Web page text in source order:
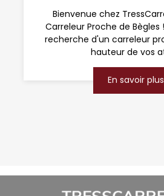
Bienvenue chez
Carreleur Proche de Bègles
recherche d'un carreleur
hauteur de vos
En savoir plus